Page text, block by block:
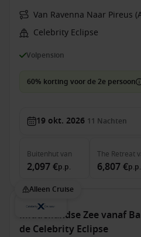
Van Ravenna Naar Pireus
Celebrity Eclipse
Volpension
60% korting voor de 2e persoon
19 okt. 2026 11 Nachten
Buitenhutvan
2,097 €p.p.
The Retreat
6,807 €p.p.
Alleen Cruise
Middellandse Zee vanaf
de Celebrity Eclipse